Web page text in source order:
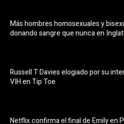
Más hombres homosexuales y
donando sangre que nunca en
Russell T Davies elogiado por su
VIH en Tip Toe
Netflix confirma el final de Emily en